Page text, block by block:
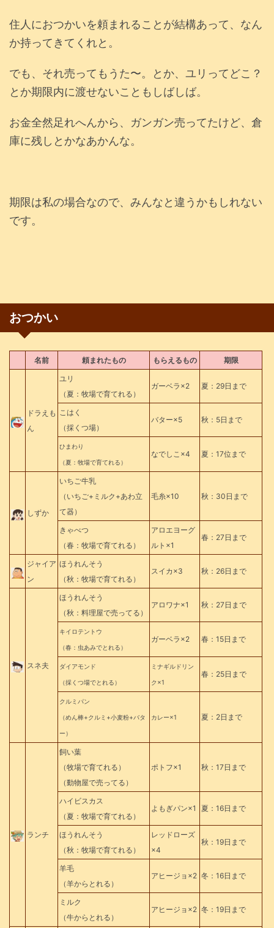
住人におつかいを頼まれることが結構あって、なん
か持ってきてくれと。
でも、それ売ってもうた〜。とか、ユリってどこ？
とか期限内に渡せないこともしばしば。
お金全然足れへんから、ガンガン売ってたけど、倉
庫に残しとかなあかんな。
期限は私の場合なので、みんなと違うかもしれない
です。
おつかい
名前 頼まれたもの もらえるもの 期限
ドラえも
ん
ユリ
（夏：牧場で育てれる）
ガーベラ×2 夏：29日まで
こはく
（採くつ場）
バター×5 秋：5日まで
ひまわり
（夏：牧場で育てれる）
なでしこ×4 夏：17位まで
しずか
いちご牛乳
（いちご+ミルク+あわ立
て器）
毛糸×10 秋：30日まで
きゃべつ
（春：牧場で育てれる）
アロエヨーグ
ルト×1
春：27日まで
ジャイ ア
ン
ほうれんそう
（秋：牧場で育てれる）
スイカ×3 秋：26日まで
スネ夫
ほうれんそう
（秋：料理屋で売ってる）
アロワナ×1 秋：27日まで
キイロテントウ
（春：虫あみでとれる）
ガーベラ×2 春：15日まで
ダイアモンド
（採くつ場でとれる）
ミナギルドリン
ク×1
春：25日まで
クルミパン
（めん棒+クルミ+小麦粉+バタ
ー）
カレー×1 夏：2日まで
ランチ
飼い葉
（牧場で育てれる）
（動物屋で売ってる）
ポトフ×1 秋：17日まで
ハイビスカス
（夏：牧場で育てれる）
よもぎパン×1 夏：16日まで
ほうれんそう
（秋：牧場で育てれる）
レッドローズ
×4
秋：19日まで
羊毛
（羊からとれる）
アヒージョ×2 冬：16日まで
ミルク
（牛からとれる）
アヒージョ×2 冬：19日まで